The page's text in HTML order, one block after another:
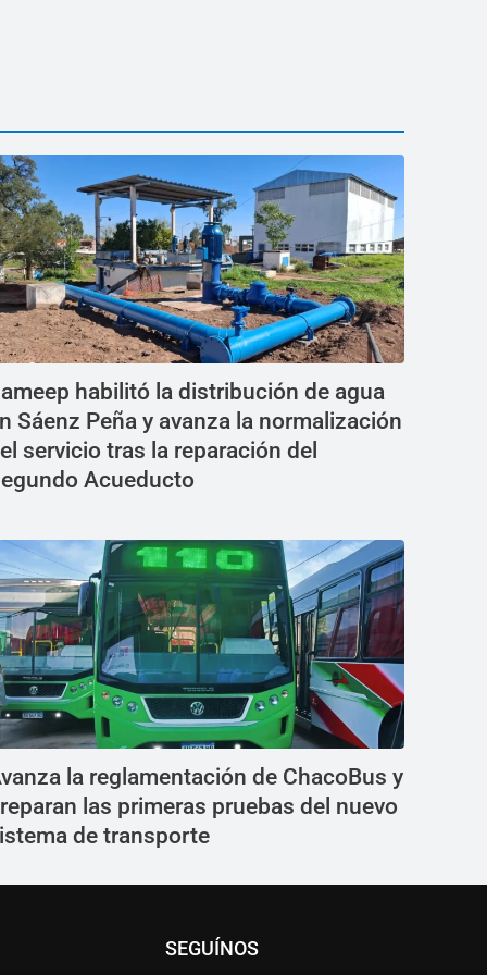
habilitó la distribución de agua
Sáenz Peña y avanza la normalización
servicio tras la reparación del
Acueducto
la reglamentación de ChacoBus y
las primeras pruebas del nuevo
de transporte
SEGUÍNOS